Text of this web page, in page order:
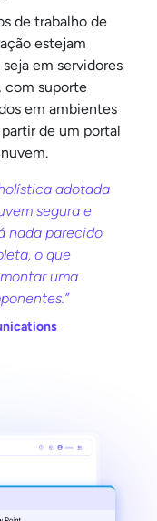
de trabalho de
estejam
em servidores
com suporte
em ambientes
de um portal
adotada
segura e
nada parecido
o que
uma